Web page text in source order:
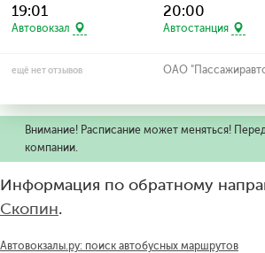
19:01
Автовокзал
20:00
Автостанция
ещё нет отзывов ОАО
Внимание! Расписание может меняться!
компании.
Информация по обратному
Скопин.
Автовокзалы.ру: поиск автобусных маршрутов